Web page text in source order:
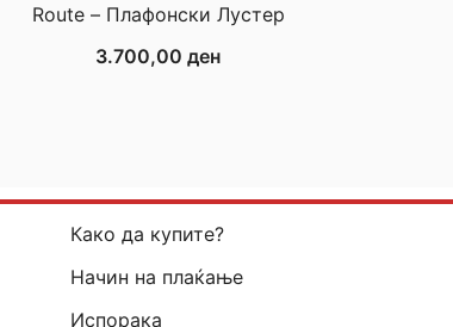
Route – Плафонски Лустер
3.700,00ден
Како да купите?
Начин на плаќање
Испорака